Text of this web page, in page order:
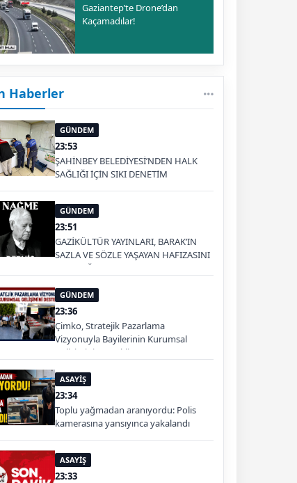
Gaziantep’te Drone’dan
Kaçamadılar!
Haberler
GÜNDEM
23:53
ŞAHİNBEY BELEDİYESİ’NDEN HALK
SAĞLIĞI İÇİN SIKI DENETİM
GÜNDEM
23:51
GAZİKÜLTÜR YAYINLARI, BARAK’IN
SAZLA VE SÖZLE YAŞAYAN HAFIZASINI
GELECEĞE TAŞIYOR
GÜNDEM
23:36
Çimko, Stratejik Pazarlama
Vizyonuyla Bayilerinin Kurumsal
Gelişimini Destekliyor
ASAYİŞ
23:34
Toplu yağmadan aranıyordu: Polis
kamerasına yansıyınca yakalandı
ASAYİŞ
23:33